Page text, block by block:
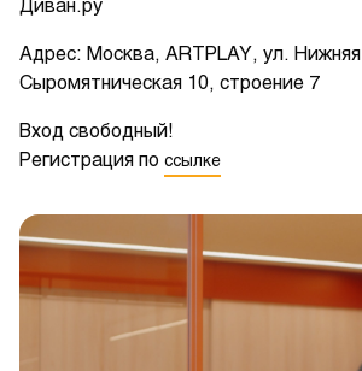
Диван.ру
Адрес: Москва, ARTPLAY, ул. Нижняя
Сыромятническая 10, строение 7
Вход свободный!
Регистрация по ссылке